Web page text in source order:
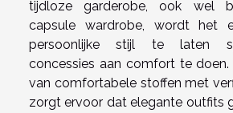
tijdloze garderobe, ook wel
capsule wardrobe, wordt het
persoonlijke stijl te laten
concessies aan comfort te
van comfortabele stoffen met
zorgt ervoor dat elegante outfits